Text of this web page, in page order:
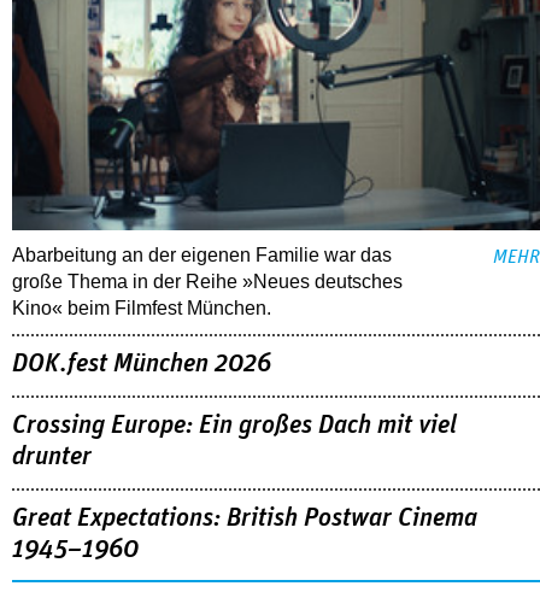
Abarbeitung an der eigenen Familie war das
große Thema in der Reihe »Neues deutsches
Kino« beim Filmfest München.
MEHR
DOK.fest München 2026
Crossing Europe: Ein großes Dach mit viel
drunter
Great Expectations: British Postwar Cinema
1945–1960